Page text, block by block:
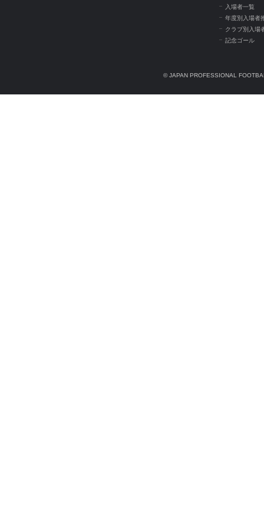
入場者一覧
年度別入場者
クラブ別入場
記念ゴール
© JAPAN PROFESSIONAL